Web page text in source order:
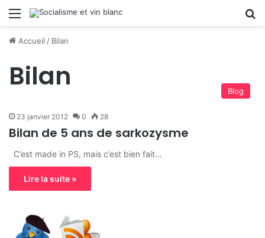
Menu
Accueil / Bilan
Bilan Blog
23 janvier 2012 0 28
Bilan de 5 ans de sarkozysme
C’est made in PS, mais c’est bien fait…
Lire la suite »